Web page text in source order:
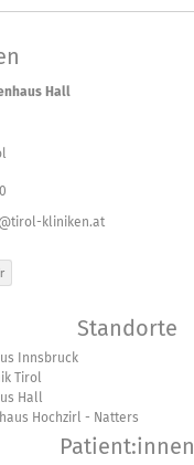
Hall
kliniken.at
Standorte
Innsbruck
Tirol
Hall
Hochzirl - Natters
Patient:innen